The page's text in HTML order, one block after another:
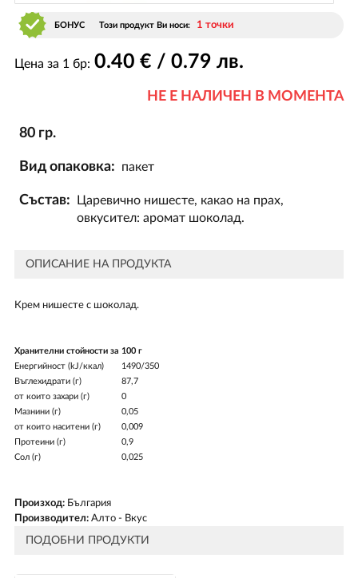
БОНУС Този продукт Ви носи: 1 точки
Цена за 1 бр: 0.40 € / 0.79 лв.
НЕ Е НАЛИЧЕН В МОМЕНТА
80 гр.
Вид опаковка: пакет
Състав:
Царевично нишесте, какао на прах,
овкусител: аромат шоколад.
ОПИСАНИЕ НА ПРОДУКТА
Крем нишесте с шоколад.
Хранителни стойности за 100 г
Енергийност (kJ/ккал)
1490/350
Въглехидрати (г)
87,7
от които захари (г)
0
Мазнини (г)
0,05
от които наситени (г)
0,009
Протеини (г)
0,9
Сол (г)
0,025
Произход:България
Производител:Алто - Вкус
ПОДОБНИ ПРОДУКТИ